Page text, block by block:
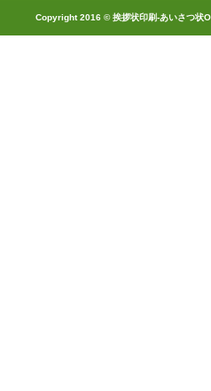
Copyright 2016 © 挨拶状印刷-あいさつ状